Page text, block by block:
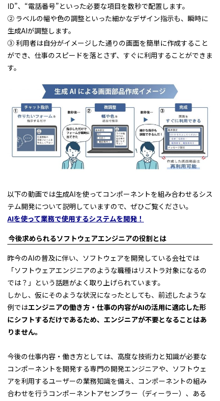
ID”、“電話番号”といった必要な項目を数秒で配置します。
② ラベルの幅や色の調整といった細かなデザイン指示も、瞬時に
生成AIが調整します。
③ 利用者は自分がイメージした通りの画面を簡単に作成すること
ができ、仕事のスピードを落とさず、すぐに利用することができま
す。
以下の動画では生成AIを使ってコンポーネントを組み合わせるシス
テム開発について説明していますので、ぜひご覧ください。
AIを使って業務で使用するシステムを開発！
今後求められるソフトウェアエンジニアの役割とは
昨今のAIの普及に伴い、ソフトウェアを開発している会社では
「ソフトウェアエンジニアのような職種はリストラ対象になるの
では？」という話題がよく取り上げられています。
しかし、仮にそのような状況になったとしても、前述したような
例ではエンジニアの働き方・仕事の内容がAIの活用に適応した形
にシフトするだけであるため、エンジニアが不要となることはあ
りません。
今後の仕事内容・働き方としては、高度な技術力と知識が必要な
コンポーネントを開発する専門の開発エンジニアや、ソフトウェ
アを利用するユーザーの業務知識を備え、コンポーネントの組み
合わせを行うコンポーネントアセンブラー（ディーラー）、ある